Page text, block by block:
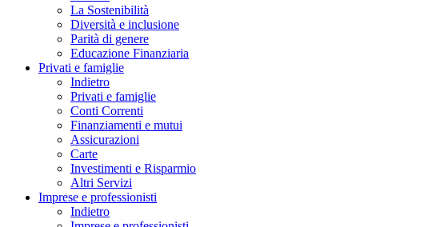
La Sostenibilità
Diversità e inclusione
Parità di genere
Educazione Finanziaria
Privati e famiglie
Indietro
Privati e famiglie
Conti Correnti
Finanziamenti e mutui
Assicurazioni
Carte
Investimenti e Risparmio
Altri Servizi
Imprese e professionisti
Indietro